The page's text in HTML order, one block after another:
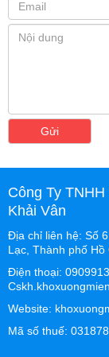
Gửi
Công Ty
Khải Vân
Địa chỉ liên hệ: Số
Lạc, Thành phố Hồ
Điện thoại:
Website:
Mã số thuế: